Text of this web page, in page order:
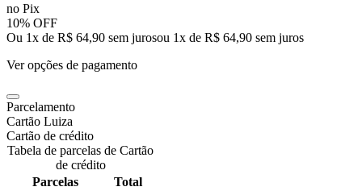
no Pix
10% OFF
Ou 1x de R$ 64,90 sem jurosou 1x de R$ 64,90 sem juros
Ver opções de pagamento
Parcelamento
Cartão Luiza
Cartão de crédito
Tabela de parcelas de Cartão
de crédito
Parcelas
Total